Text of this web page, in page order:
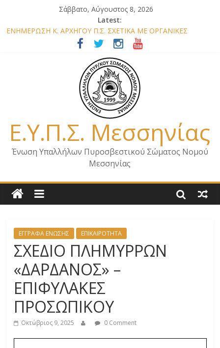
Σάββατο, Αύγουστος 8, 2026
Latest:
ΕΝΗΜΕΡΩΣΗ Κ. ΑΡΧΗΓΟΥ Π.Σ. ΣΧΕΤΙΚΑ ΜΕ ΟΡΓΑΝΙΚΕΣ
ΘΕΣΕΙΣ ΝΟΜΟΥ ΜΕΣΣΗΝΙΑΣ 2026
ΕΝΗΜΕΡΩΣΗ ΜΕΛΩΝ – ΕΠΙΣΚΕΨΗ ΕΝΩΣΗΣ ΣΕ ΥΠΗΡΕΣΙΕΣ ΚΑΙ
ΚΛΙΜΑΚΙΑ ΤΟΥ ΝΟΜΟΥ ΜΑΣ
ΕΝΗΜΕΡΩΣΗ ΜΕΛΩΝ ΓΙΑ ΕΠΙΣΚΕΨΕΙΣ ΣΩΜΑΤΕΙΟΥ
ΕΝΗΜΕΡΩΣΗ ΜΕΛΩΝ – ΕΠΙΣΚΕΨΗ ΣΤΗΝ Π.Υ. Α/Δ ΚΑΛΑΜΑΤΑΣ
ΕΠΙΣΤΟΛΗ ΓΙΑ ΣΧΕΔΙΟ ΔΑΣΩΝ 2026
Ε.Υ.Π.Σ. Μεσσηνίας
Ένωση Υπαλλήλων Πυροσβεστικού Σώματος Νομού
Μεσσηνίας
ΕΓΓΡΑΦΑ ΕΝΩΣΗΣ ΕΠΙΚΑΙΡΟΤΗΤΑ
ΣΧΕΔΙΟ ΠΛΗΜΥΡΡΩΝ
«ΔΑΡΔΑΝΟΣ» –
ΕΠΙΦΥΛΑΚΕΣ
ΠΡΟΣΩΠΙΚΟΥ
Οκτώβριος 9, 2025 0 Comment